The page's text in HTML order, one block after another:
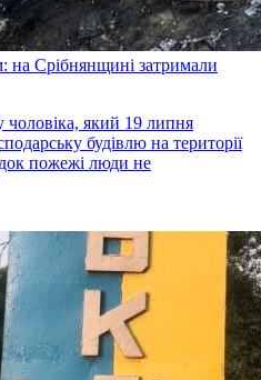
на Срібнянщині затримали
чоловіка, який 19 липня
будівлю на території
пожежі люди не